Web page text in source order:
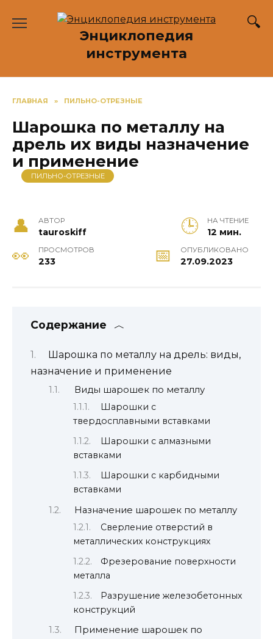
Энциклопедия
инструмента
ГЛАВНАЯ » ПИЛЬНО-ОТРЕЗНЫЕ
Шарошка по металлу на
дрель их виды назначение
и применение
ПИЛЬНО-ОТРЕЗНЫЕ
АВТОР
tauroskiff
НА ЧТЕНИЕ
12 мин.
ПРОСМОТРОВ
233
ОПУБЛИКОВАНО
27.09.2023
Содержание
Шарошка по металлу на дрель: виды,
назначение и применение
Виды шарошек по металлу
Шарошки с
твердосплавными вставками
Шарошки с алмазными
вставками
Шарошки с карбидными
вставками
Назначение шарошек по металлу
Сверление отверстий в
металлических конструкциях
Фрезерование поверхности
металла
Разрушение железобетонных
конструкций
Применение шарошек по